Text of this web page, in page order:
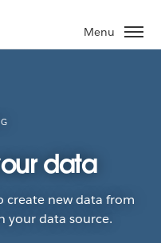
Menu
data
create new data from
your data source.